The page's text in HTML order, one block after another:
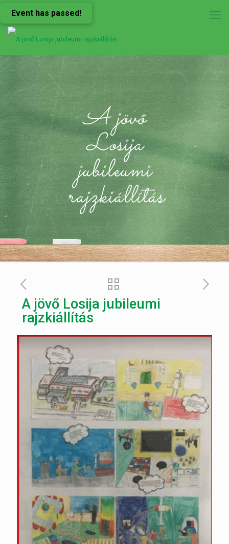
Event has passed!
A jövő
Losija
jubileumi
rajzkiállítás
A jövő Losija jubileumi
rajzkiállítás